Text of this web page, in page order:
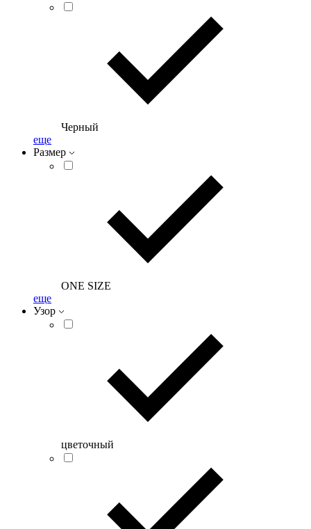
Черный
еще
Размер
ONE SIZE
еще
Узор
цветочный